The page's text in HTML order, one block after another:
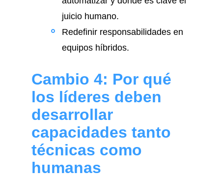
juicio humano.
Redefinir responsabilidades en
equipos híbridos.
Cambio 4: Por qué
los líderes deben
desarrollar
capacidades tanto
técnicas como
humanas